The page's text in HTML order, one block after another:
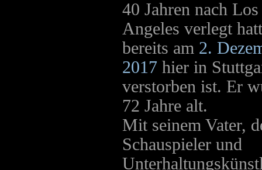
40 Jahren nach Los
Angeles verlegt
bereits am 2.
2017 hier in
verstorben ist. Er
72 Jahre alt.
Mit seinem Vater,
Schauspieler und